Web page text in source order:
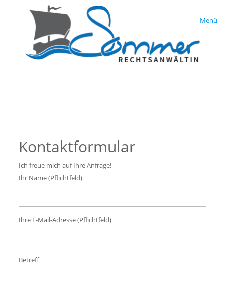
Menü
Kontaktformular
Ich freue mich auf Ihre Anfrage!
Ihr Name (Pflichtfeld)
Ihre E-Mail-Adresse (Pflichtfeld)
Betreff